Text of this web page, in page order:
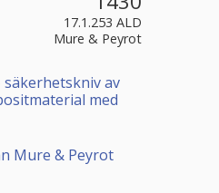
17.1.253 ALD
Mure & Peyrot
säkerhetskniv av
med
Mure & Peyrot